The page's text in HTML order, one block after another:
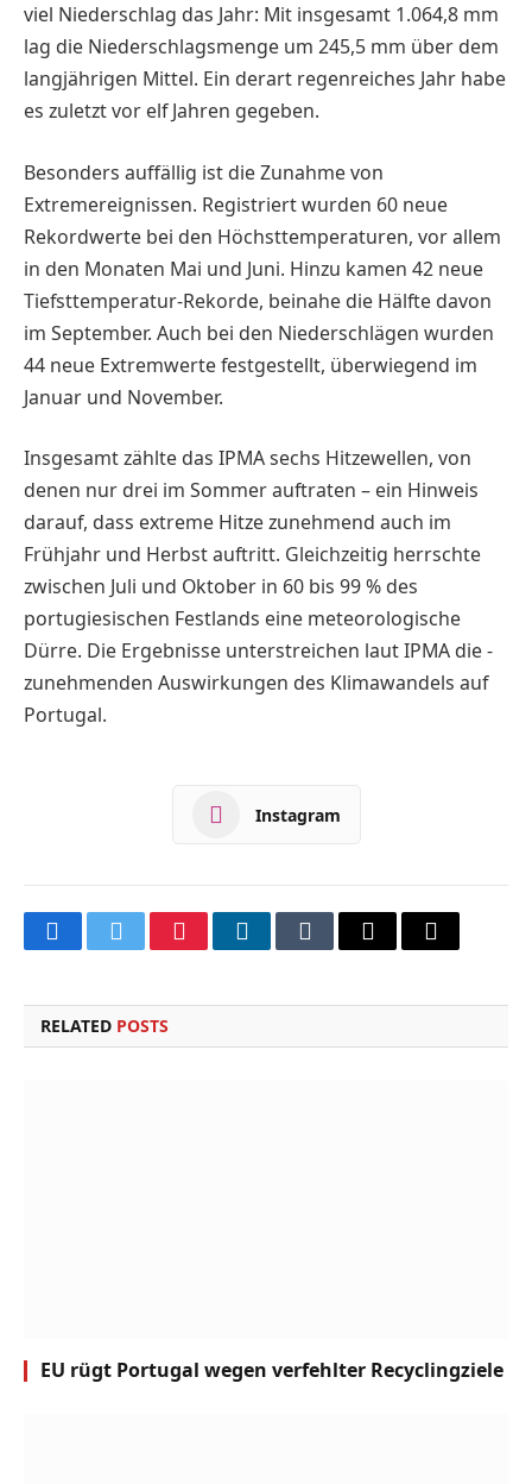
viel Niederschlag das Jahr: Mit insgesamt 1.064,8 mm
lag die Niederschlagsmenge um 245,5 mm über dem
langjährigen Mittel. Ein derart regenreiches Jahr habe
es zuletzt vor elf Jahren gegeben.
Besonders auffällig ist die Zunahme von
Extremereignissen. Registriert wurden 60 neue
Rekordwerte bei den Höchsttemperaturen, vor allem
in den Monaten Mai und Juni. Hinzu kamen 42 neue
Tiefsttemperatur-­Rekorde, beinahe die Hälfte davon
im September. Auch bei den Niederschlägen wurden
44 neue Extremwerte festgestellt, überwie­gend im
Januar und November.
Insgesamt zählte das IPMA sechs Hitzewellen, von
denen nur drei im Sommer auftraten – ein Hinweis
darauf, dass extreme Hitze zunehmend auch im
Frühjahr und Herbst auftritt. Gleichzeitig herrschte
zwischen Juli und Oktober in 60 bis 99 % des
portugiesischen Festlands eine meteorologische
Dürre. Die Ergebnisse unterstreichen laut IPMA die ­
zunehmenden Auswirkungen des Klima­wandels auf
Portugal.
Instagram
FacebookTwitterPinterestLinkedInTumblrEmail
Copy
RELATED POSTS
EU rügt Portugal wegen verfehlter Recyclingziele